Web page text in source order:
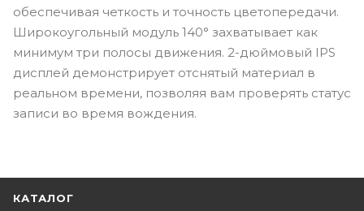
обеспечивая четкость и точность цветопередачи.
Широкоугольный модуль 140° захватывает как
минимум три полосы движения. 2-дюймовый IPS
дисплей демонстрирует отснятый материал в
реальном времени, позволяя вам проверять статус
записи во время вождения.
КАТАЛОГ